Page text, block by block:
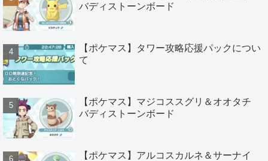
バディストーンボード
【ポケマス】タワー攻略応援パックについ
て
【ポケマス】マジコススグリ＆オオタチ
バディストーンボード
【ポケマス】アルコスカルネ＆サーナイ